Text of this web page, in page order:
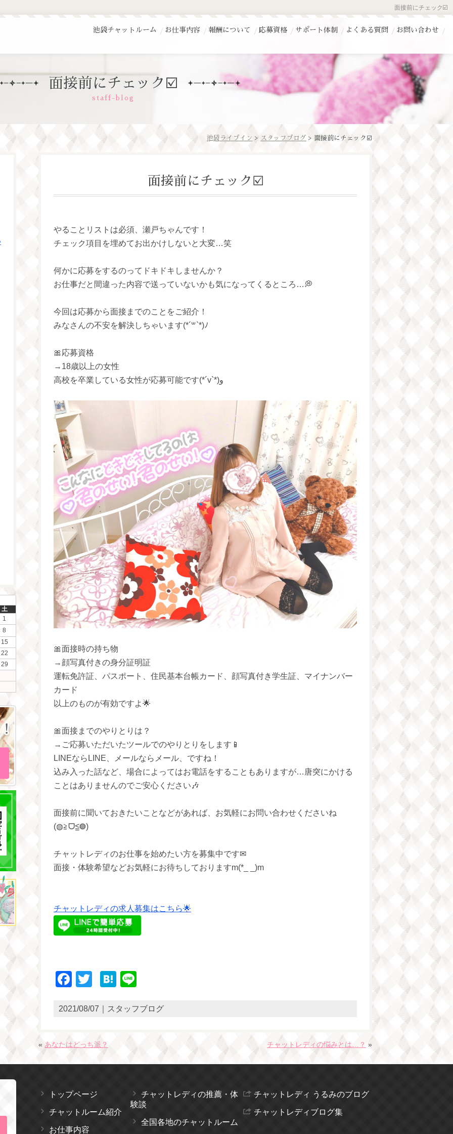
面接前にチェック☑️
お問い合わせ
よくある質問
サポート体制
応募資格
報酬について
お仕事内容
池袋チャットルーム
面接前にチェック☑️
staff-blog
池袋ライブイン > スタッフブログ > 面接前にチェック☑️
面接前にチェック☑️
やることリストは必須、瀬戸ちゃんです！
チェック項目を埋めてお出かけしないと大変…笑
何かに応募をするのってドキドキしませんか？
お仕事だと間違った内容で送っていないかも気になってくるところ…💭
今回は応募から面接までのことをご紹介！
みなさんの不安を解決しちゃいます(*´꒳`*)ﾉ
🎀応募資格
→18歳以上の女性
🎀面接時の持ち物
→顔写真付きの身分証明証
運転免許証、パスポート、住民基本台帳カード、顔写真付き学生証、マイナンバー
カード
以上のものが有効ですよ🌟
🎀面接までのやりとりは？
→ご応募いただいたツールでのやりとりをします📱
LINEならLINE、メールならメール、ですね！
込み入った話など、場合によってはお電話をすることもありますが…唐突にかける
ことはありませんのでご安心ください🎶
面接前に聞いておきたいことなどがあれば、お気軽にお問い合わせくださいね
(◍≧ᗜ≦◍)
チャットレディのお仕事を始めたい方を募集中です✉
面接・体験希望などお気軽にお待ちしておりますm(*_ _)m
チャットレディの求人募集はこちら🌟
Facebook
TwitterHatena
2021/08/07｜スタッフブログ
« あなたはどっち派？ チャットレディの悩みとは…？ »
土
1
8
15
22
29
トップページ
チャットルーム紹介
お仕事内容
チャットレディの推薦・体
験談
全国各地のチャットルーム
チャットレディ うるみのブログ
チャットレディブログ集